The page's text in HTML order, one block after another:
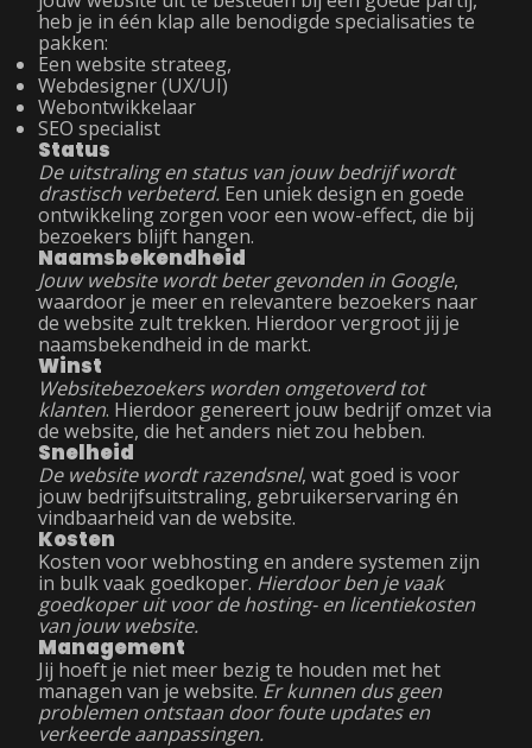
heb je in één klap alle benodigde specialisaties te
pakken:
Een website strateeg,
Webdesigner (UX/UI)
Webontwikkelaar
SEO specialist
Status
De uitstraling en status van jouw bedrijf wordt
drastisch verbeterd. Een uniek design en goede
ontwikkeling zorgen voor een wow-effect, die bij
bezoekers blijft hangen.
Naamsbekendheid
Jouw website wordt beter gevonden in Google,
waardoor je meer en relevantere bezoekers naar
de website zult trekken. Hierdoor vergroot jij je
naamsbekendheid in de markt.
Winst
Websitebezoekers worden omgetoverd tot
klanten. Hierdoor genereert jouw bedrijf omzet via
de website, die het anders niet zou hebben.
Snelheid
De website wordt razendsnel, wat goed is voor
jouw bedrijfsuitstraling, gebruikerservaring én
vindbaarheid van de website.
Kosten
Kosten voor webhosting en andere systemen zijn
in bulk vaak goedkoper. Hierdoor ben je vaak
goedkoper uit voor de hosting- en licentiekosten
van jouw website.
Management
Jij hoeft je niet meer bezig te houden met het
managen van je website. Er kunnen dus geen
problemen ontstaan door foute updates en
verkeerde aanpassingen.